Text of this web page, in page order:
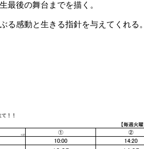
最後の舞台までを描く。
る感動と生きる指針を与えてくれる。